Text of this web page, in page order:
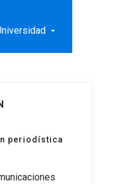
arrow_drop_down
periodística